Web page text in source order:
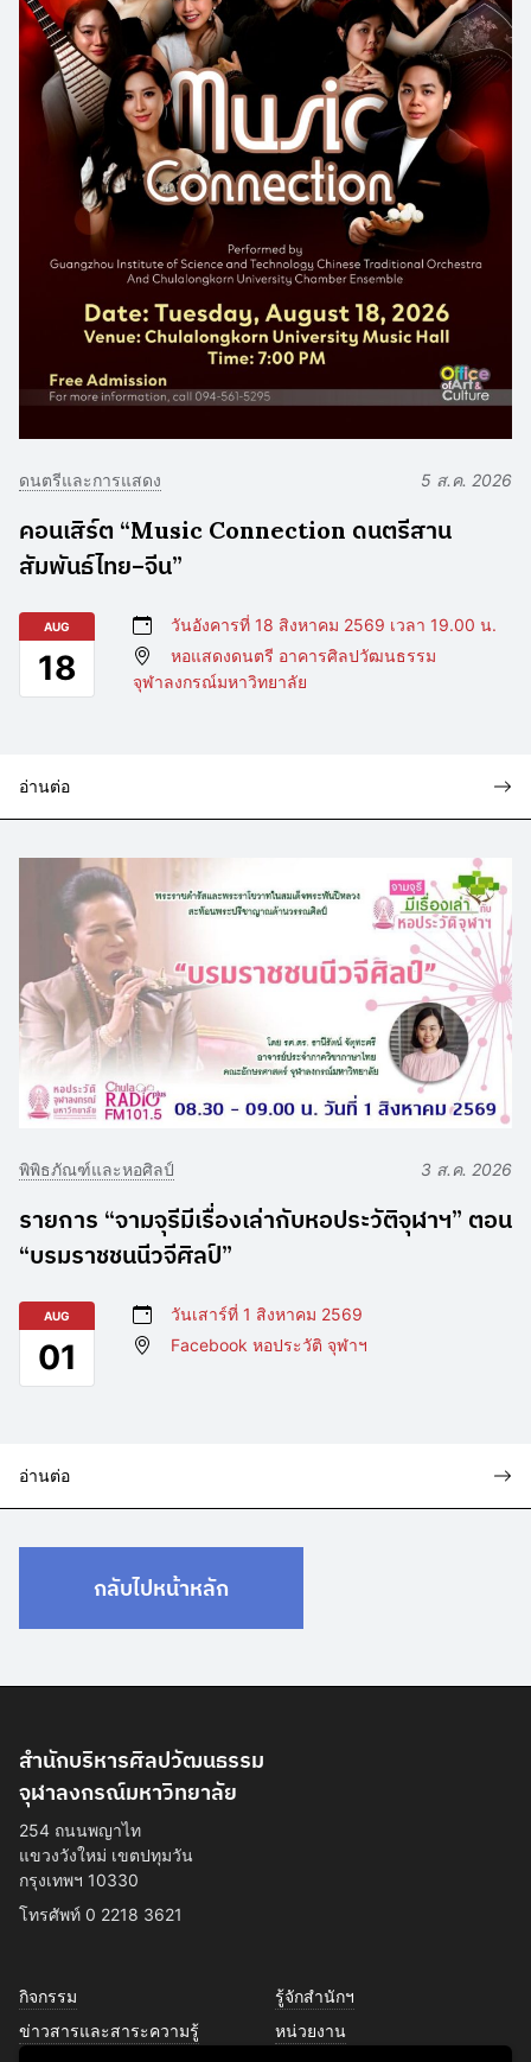
ดนตรีและการแสดง 5 ส.ค. 2026
คอนเสิร์ต “Music Connection ดนตรีสาน
สัมพันธ์ไทย–จีน”
AUG
18
วันอังคารที่ 18 สิงหาคม 2569 เวลา 19.00 น.
หอแสดงดนตรี อาคารศิลปวัฒนธรรม
จุฬาลงกรณ์มหาวิทยาลัย
อ่านต่อ
พิพิธภัณฑ์และหอศิลป์ 3 ส.ค. 2026
รายการ “จามจุรีมีเรื่องเล่ากับหอประวัติจุฬาฯ” ตอน
“บรมราชชนนีวจีศิลป์”
AUG
01
วันเสาร์ที่ 1 สิงหาคม 2569
Facebook หอประวัติ จุฬาฯ
อ่านต่อ
กลับไปหน้าหลัก
สำนักบริหารศิลปวัฒนธรรม
จุฬาลงกรณ์มหาวิทยาลัย
254 ถนนพญาไท
แขวงวังใหม่ เขตปทุมวัน
กรุงเทพฯ 10330
โทรศัพท์ 0 2218 3621
กิจกรรม
ข่าวสารและสาระความรู้
รู้จักสำนักฯ
หน่วยงาน